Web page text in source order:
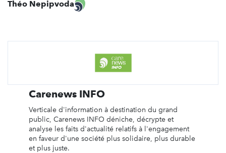
Théo Nepipvoda
Carenews INFO
Verticale d'information à destination du grand
public, Carenews INFO déniche, décrypte et
analyse les faits d'actualité relatifs à l'engagement
en faveur d'une société plus solidaire, plus durable
et plus juste.